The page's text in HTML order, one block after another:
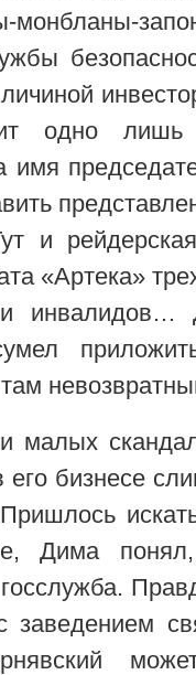
монбланы-
одно лишь
имя
и
«Артека»
малых
его бизнесе
Дима
заведением